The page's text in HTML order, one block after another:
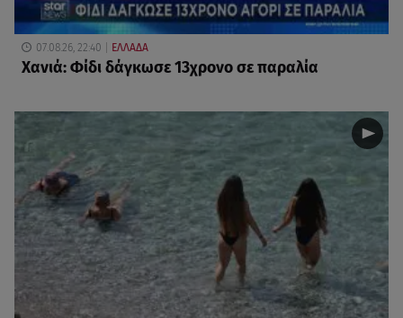
07.08.26, 22:40 ΕΛΛΑΔΑ
Χανιά: Φίδι δάγκωσε 13χρονο σε παραλία